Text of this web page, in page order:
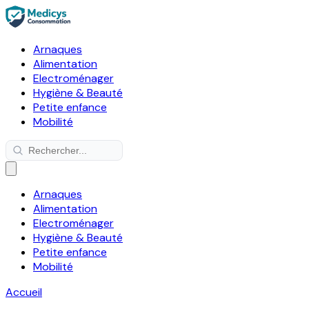
Arnaques
Alimentation
Electroménager
Hygiène & Beauté
Petite enfance
Mobilité
Arnaques
Alimentation
Electroménager
Hygiène & Beauté
Petite enfance
Mobilité
Accueil